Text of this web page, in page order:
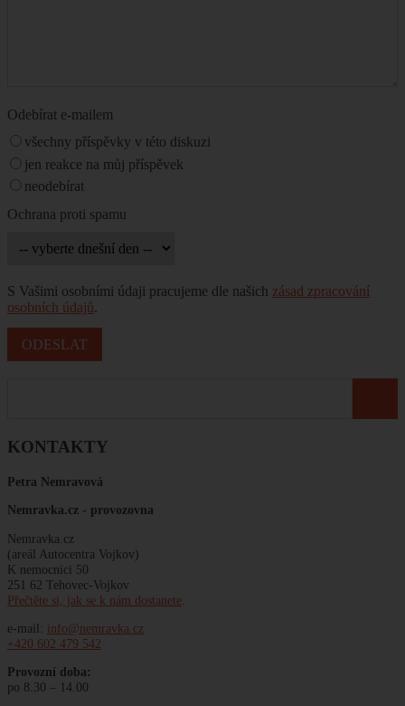
KONTAKTY
Petra Nemravová
Nemravka.cz - provozovna
Nemravka.cz
(areál Autocentra Vojkov)
K nemocnici 50
251 62 Tehovec-Vojkov
Přečtěte si, jak se k nám dostanete
e-mail: info@nemravka.cz
+420 602 479 542
Provozní doba:
po 8.30 – 14.00
Odebírat e-mailem
všechny příspěvky v této diskuzi
jen reakce na můj příspěvek
neodebírat
Ochrana proti spamu
S Vašimi osobními údaji pracujeme dle našich zásad zpracování
osobních údajů.